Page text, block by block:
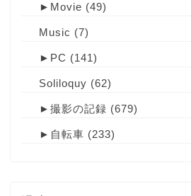
► Movie (49)
Music (7)
► PC (141)
Soliloquy (62)
► 撮影の記録 (679)
► 自転車 (233)